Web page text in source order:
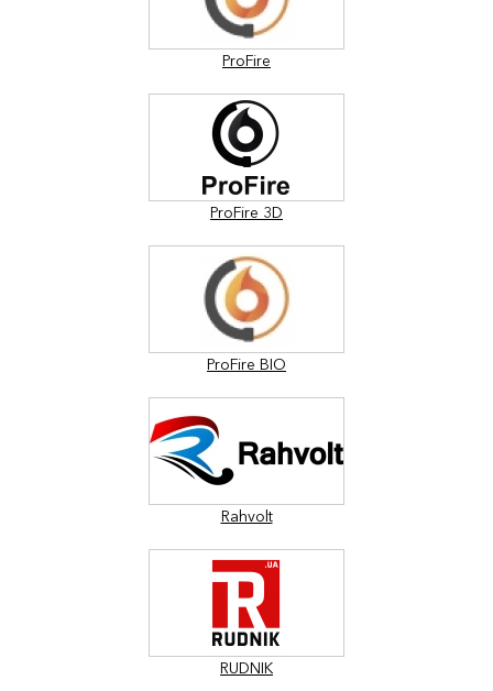
ProFire
ProFire 3D
ProFire BIO
Rahvolt
RUDNIK